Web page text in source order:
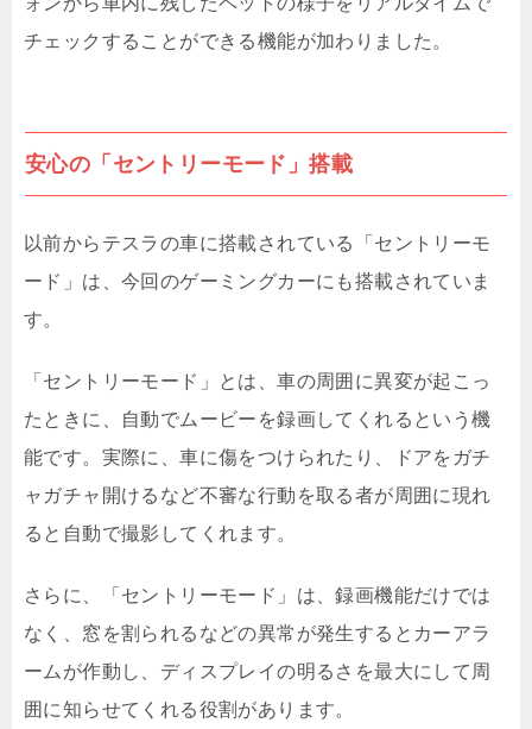
チェックすることができる機能が加わりました。
安心の「セントリーモード」搭載
以前からテスラの車に搭載されている「セントリーモ
ード」は、今回のゲーミングカーにも搭載されていま
す。
「セントリーモード」とは、車の周囲に異変が起こっ
たときに、自動でムービーを録画してくれるという機
能です。実際に、車に傷をつけられたり、ドアをガチ
ャガチャ開けるなど不審な行動を取る者が周囲に現れ
ると自動で撮影してくれます。
さらに、「セントリーモード」は、録画機能だけでは
なく、窓を割られるなどの異常が発生するとカーアラ
ームが作動し、ディスプレイの明るさを最大にして周
囲に知らせてくれる役割があります。